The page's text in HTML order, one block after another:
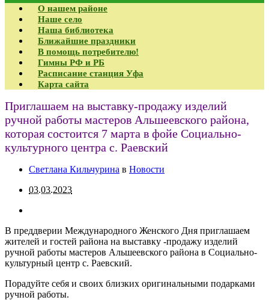
О нашем районе
Наше село
Наша библиотека
Ближайшие праздники
В помощь потребителю!
Гимны РФ и РБ
Расписание станция Уфа
Карта сайта
Приглашаем на выставку-продажу изделий
ручной работы мастеров Альшеевского района,
которая состоится 7 марта в фойе Социально-
культурного центра с. Раевский
Светлана Кильчурина в Новости
03.03.2023
В преддверии Международного Женского Дня приглашаем
жителей и гостей района на выставку -продажу изделий
ручной работы мастеров Альшеевского района в Социально-
культурный центр с. Раевский.
Порадуйте себя и своих близких оригинальными подарками
ручной работы.